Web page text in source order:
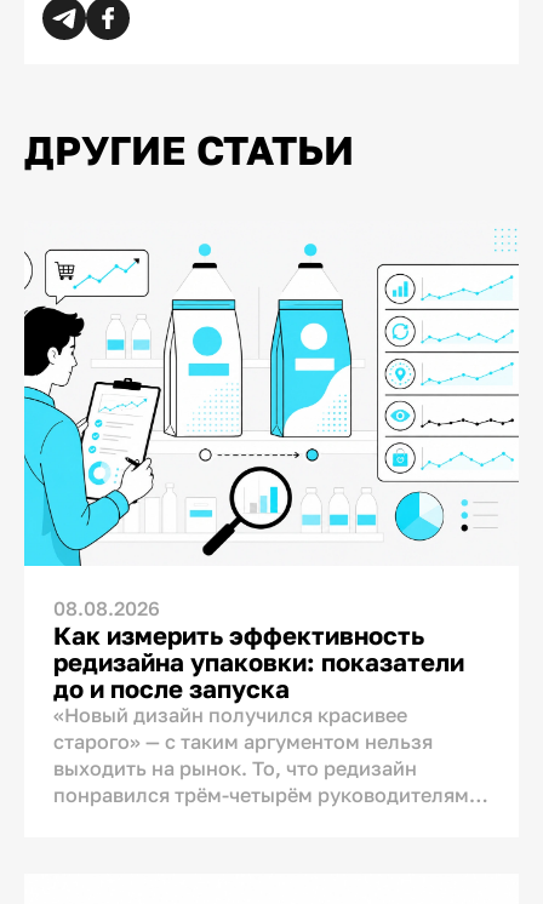
ДРУГИЕ СТАТЬИ
08.08.2026
Как измерить эффективность
редизайна упаковки: показатели
до и после запуска
«Новый дизайн получился красивее
старого» — с таким аргументом нельзя
выходить на рынок. То, что редизайн
понравился трём-четырём руководителям